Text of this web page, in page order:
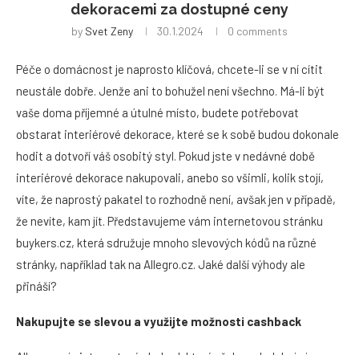
dekoracemi za dostupné ceny
by Svet Zeny 30.1.2024 0 comments
Péče o domácnost je naprosto klíčová, chcete-li se v ní cítit
neustále dobře. Jenže ani to bohužel není všechno. Má-li být
vaše doma příjemné a útulné místo, budete potřebovat
obstarat interiérové dekorace, které se k sobě budou dokonale
hodit a dotvoří váš osobitý styl. Pokud jste v nedávné době
interiérové dekorace nakupovali, anebo so všimli, kolik stojí,
víte, že naprostý pakatel to rozhodně není, avšak jen v případě,
že nevíte, kam jít. Představujeme vám internetovou stránku
buykers.cz, která sdružuje mnoho slevových kódů na různé
stránky, například tak na Allegro.cz. Jaké další výhody ale
přináší?
Nakupujte se slevou a využijte možnosti cashback